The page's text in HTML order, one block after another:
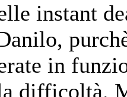
instant
in
difficoltà.